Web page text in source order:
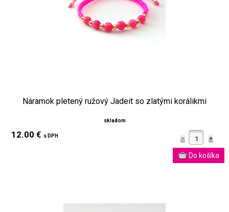
Náramok pletený ružový Jadeit so zlatými korálikmi
skladom
12.00 € s DPH